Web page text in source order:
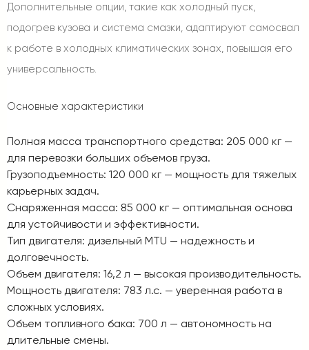
Дополнительные опции, такие как холодный пуск,
подогрев кузова и система смазки, адаптируют самосвал
к работе в холодных климатических зонах, повышая его
универсальность.
Основные характеристики
Полная масса транспортного средства: 205 000 кг —
для перевозки больших объемов груза.
Грузоподъемность: 120 000 кг — мощность для тяжелых
карьерных задач.
Снаряженная масса: 85 000 кг — оптимальная основа
для устойчивости и эффективности.
Тип двигателя: дизельный MTU — надежность и
долговечность.
Объем двигателя: 16,2 л — высокая производительность.
Мощность двигателя: 783 л.с. — уверенная работа в
сложных условиях.
Объем топливного бака: 700 л — автономность на
длительные смены.